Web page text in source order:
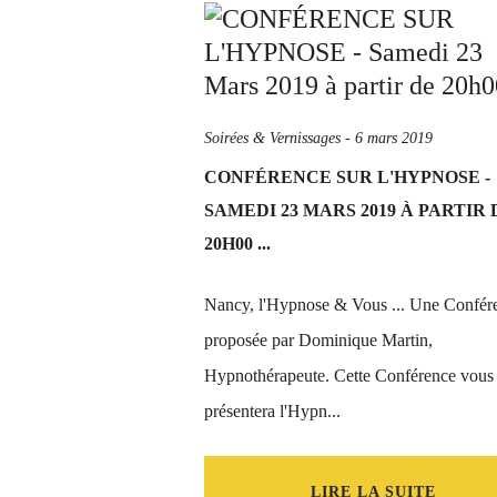
Soirées & Vernissages - 6 mars 2019
CONFÉRENCE SUR L'HYPNOSE -
SAMEDI 23 MARS 2019 À PARTIR
20H00 ...
Nancy, l'Hypnose & Vous ... Une
proposée par Dominique Martin,
Hypnothérapeute. Cette Conférence vous
présentera l'Hypn...
LIRE LA SUITE